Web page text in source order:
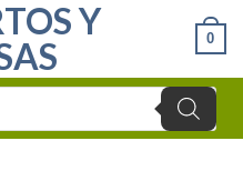
0